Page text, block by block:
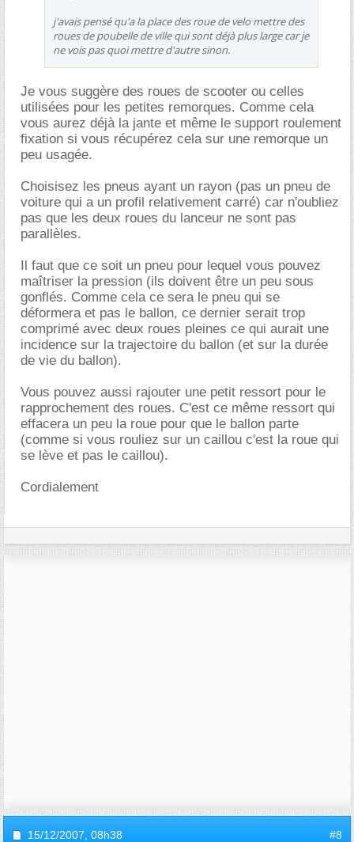
j'avais pensé qu'a la place des roue de velo mettre des
roues de poubelle de ville qui sont déjà plus large car je
ne vois pas quoi mettre d'autre sinon.
Je vous suggère des roues de scooter ou celles
utilisées pour les petites remorques. Comme cela
vous aurez déjà la jante et même le support roulement
fixation si vous récupérez cela sur une remorque un
peu usagée.
Choisisez les pneus ayant un rayon (pas un pneu de
voiture qui a un profil relativement carré) car n'oubliez
pas que les deux roues du lanceur ne sont pas
parallèles.
Il faut que ce soit un pneu pour lequel vous pouvez
maîtriser la pression (ils doivent être un peu sous
gonflés. Comme cela ce sera le pneu qui se
déformera et pas le ballon, ce dernier serait trop
comprimé avec deux roues pleines ce qui aurait une
incidence sur la trajectoire du ballon (et sur la durée
de vie du ballon).
Vous pouvez aussi rajouter une petit ressort pour le
rapprochement des roues. C'est ce même ressort qui
effacera un peu la roue pour que le ballon parte
(comme si vous rouliez sur un caillou c'est la roue qui
se lève et pas le caillou).
Cordialement
15/12/2007, 08h38 #8